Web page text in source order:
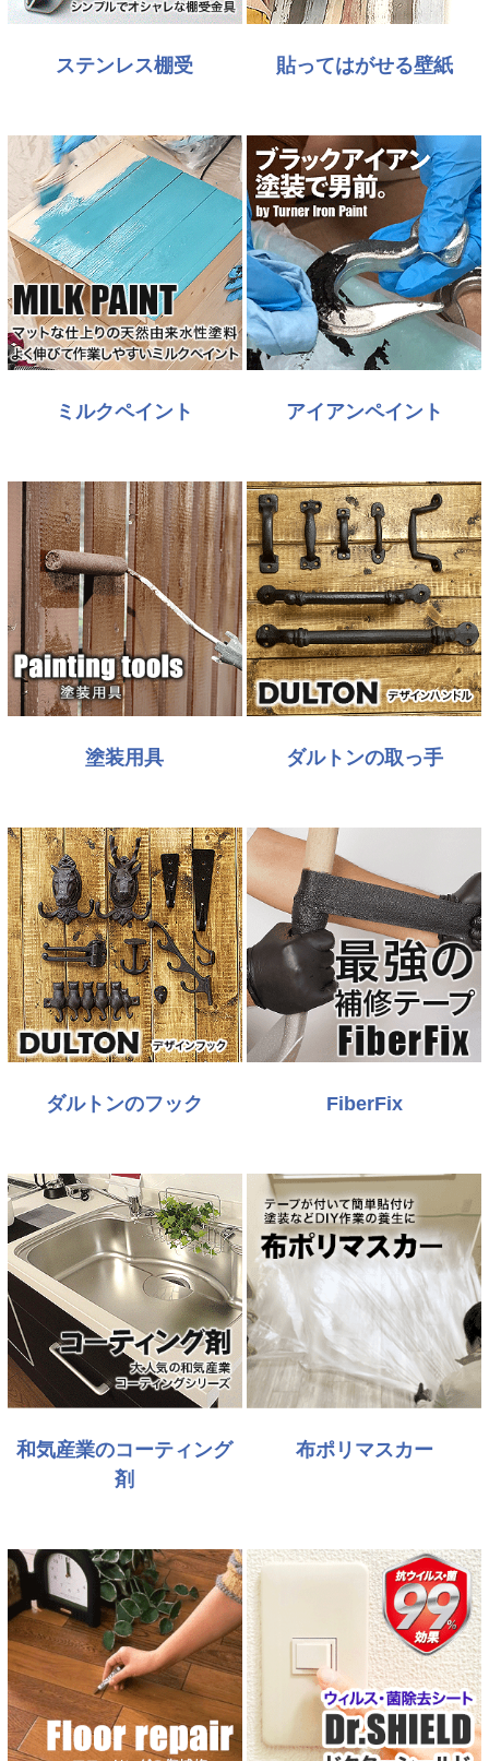
ステンレス棚受 貼ってはがせる壁紙
ミルクペイント アイアンペイント
塗装用具 ダルトンの取っ手
ダルトンのフック FiberFix
和気産業のコーティング
剤
布ポリマスカー